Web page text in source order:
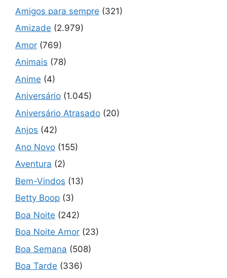
Amigos para sempre (321)
Amizade (2.979)
Amor (769)
Animais (78)
Anime (4)
Aniversário (1.045)
Aniversário Atrasado (20)
Anjos (42)
Ano Novo (155)
Aventura (2)
Bem-Vindos (13)
Betty Boop (3)
Boa Noite (242)
Boa Noite Amor (23)
Boa Semana (508)
Boa Tarde (336)